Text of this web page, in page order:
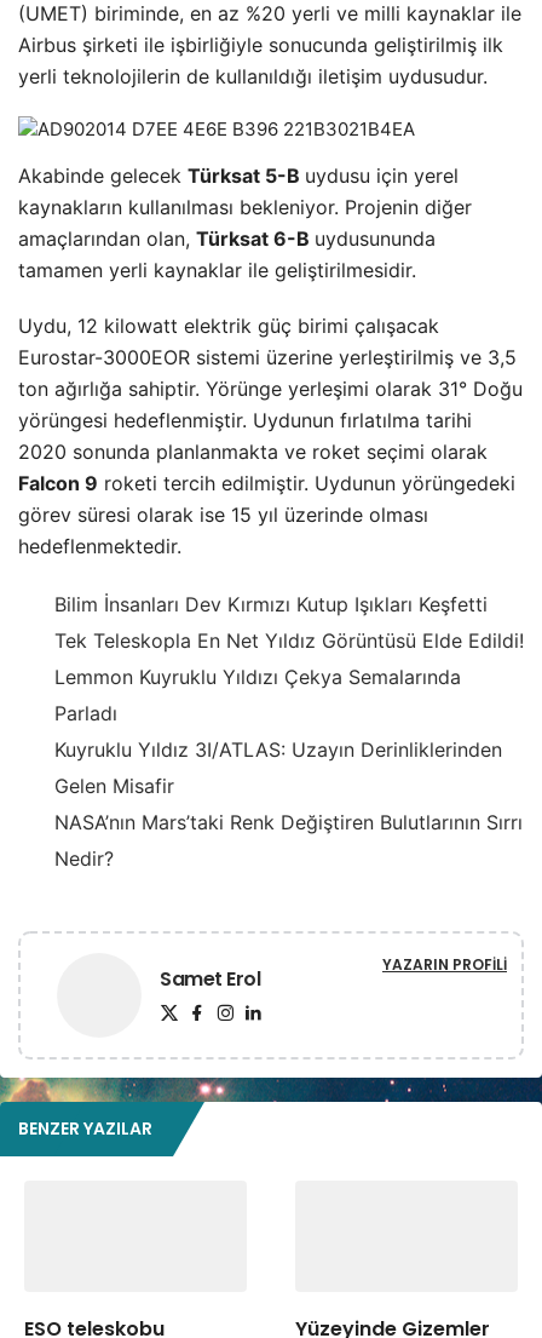
(UMET) biriminde, en az %20 yerli ve milli kaynaklar ile
Airbus şirketi ile işbirliğiyle sonucunda geliştirilmiş ilk
yerli teknolojilerin de kullanıldığı iletişim uydusudur.
Akabinde gelecek Türksat 5-B uydusu için yerel
kaynakların kullanılması bekleniyor. Projenin diğer
amaçlarından olan, Türksat 6-B uydusununda
tamamen yerli kaynaklar ile geliştirilmesidir.
Uydu, 12 kilowatt elektrik güç birimi çalışacak
Eurostar-3000EOR sistemi üzerine yerleştirilmiş ve 3,5
ton ağırlığa sahiptir. Yörünge yerleşimi olarak 31° Doğu
yörüngesi hedeflenmiştir. Uydunun fırlatılma tarihi
2020 sonunda planlanmakta ve roket seçimi olarak
Falcon 9 roketi tercih edilmiştir. Uydunun yörüngedeki
görev süresi olarak ise 15 yıl üzerinde olması
hedeflenmektedir.
Bilim İnsanları Dev Kırmızı Kutup Işıkları Keşfetti
Tek Teleskopla En Net Yıldız Görüntüsü Elde Edildi!
Lemmon Kuyruklu Yıldızı Çekya Semalarında
Parladı
Kuyruklu Yıldız 3I/ATLAS: Uzayın Derinliklerinden
Gelen Misafir
NASA’nın Mars’taki Renk Değiştiren Bulutlarının Sırrı
Nedir?
Samet Erol YAZARIN PROFILI
BENZER YAZILAR
ESO teleskobu Yüzeyinde Gizemler